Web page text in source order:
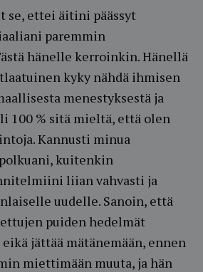
se, ettei äitini päässyt
paremmin
hänelle kerroinkin. Hänellä
kyky nähdä ihmisen
menestyksestä ja
100 % sitä mieltä, että olen
Kannusti minua
kuitenkin
liian vahvasti ja
uudelle. Sanoin, että
puiden hedelmät
jättää mätänemään, ennen
miettimään muuta, ja hän